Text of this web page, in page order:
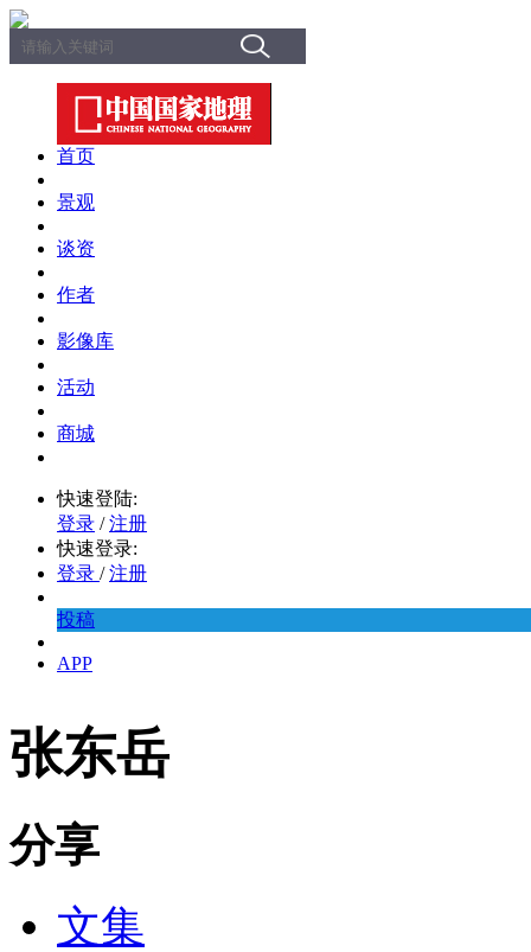
首页
景观
谈资
作者
影像库
活动
商城
快速登陆:
登录 / 注册
快速登录:
登录 / 注册
投稿
APP
张东岳
分享
文集